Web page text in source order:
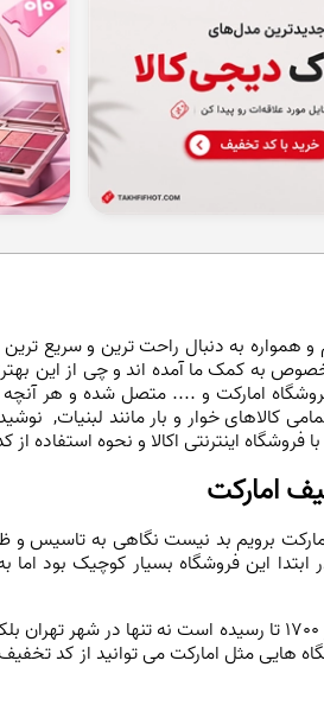
به دنبال راحت ترین و سریع ترین
به کمک ما آمده اند و چی از این
امارکت و .... متصل شده و هر آنچه
و تمامی کالاهای خوار و بار مانند
اینترنتی اکالا و نحوه استفاده
امارکت
برویم بد نیست نگاهی به تاسیس
ابتدا این فروشگاه بسیار کوچیک بود
فروشگاه های افق کوروش که هم اکنون به بیش از 1700
هایی مثل امارکت می توانید از کد